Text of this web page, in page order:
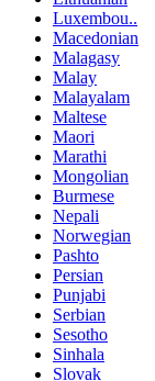
Luxembou..
Macedonian
Malagasy
Malay
Malayalam
Maltese
Maori
Marathi
Mongolian
Burmese
Nepali
Norwegian
Pashto
Persian
Punjabi
Serbian
Sesotho
Sinhala
Slovak